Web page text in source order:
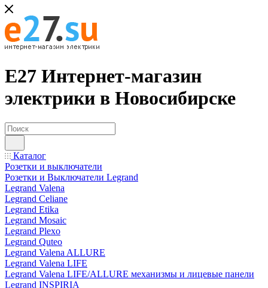
Е27 Интернет-магазин
электрики в Новосибирске
Каталог
Розетки и выключатели
Розетки и Выключатели Legrand
Legrand Valena
Legrand Celiane
Legrand Etika
Legrand Mosaic
Legrand Plexo
Legrand Quteo
Legrand Valena ALLURE
Legrand Valena LIFE
Legrand Valena LIFE/ALLURE механизмы и лицевые панели
Legrand INSPIRIA